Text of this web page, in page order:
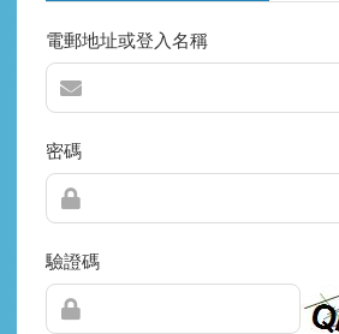
電郵地址或登入名稱
密碼
驗證碼